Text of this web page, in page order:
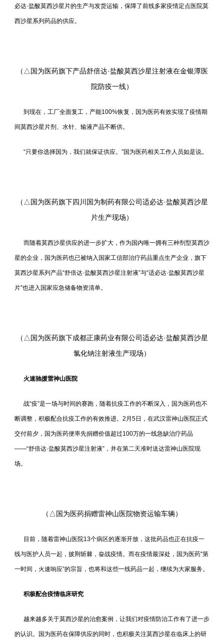
必达·盐酸莫西沙星片的生产与发货运输，保障了前线多家疫情定点医院莫
西沙星系列药品的供应。
（ △国为医药旗下产品舒倍达·盐酸莫西沙星注射液在金银潭医
院防疫一线）
到现在，工厂全面复工，产能100%恢复，国为医药有效实现了疫情期
间莫西沙星片剂、水针、输液产品不断供。
“只要你选择国为，我们就保证供应。”国为医药相关工作人员如是说。
（ △国为医药旗下四川国为制药有限公司适必达·盐酸莫西沙星
片生产现场）
而随着莫西沙星供应的进一步扩大，作为国内唯一拥有三种剂型莫西沙
星的企业，国为医药也已被纳入国家工信部治疗药品重点生产企业，旗下
莫西沙星系列产品“舒倍达·盐酸莫西沙星注射液”与“适必达·盐酸莫西沙星
片”也进入国家应急储备物资清单。
（ △国为医药旗下成都正康药业有限公司适必达·盐酸莫西沙星
氯化钠注射液生产现场）
火速驰援雷神山医院
战“疫”是一场与时间的赛跑，随着抗疫工作的不断深入，国为医药也不
断调整，积极配合抗疫工作的有效推进。2月5日，在武汉雷神山医院正式
交付前夕，国为医药便率先捐赠价值超过100万的一线急缺治疗药品
——“舒倍达·盐酸莫西沙星注射液”，并在第二天准时送达雷神山医院现
场。
（ △国为医药捐赠雷神山医院物资运输车辆）
目前，随着雷神山医院13个病区的逐渐开放，这批药品也正在抗疫一
线与医护人员一起，披荆斩棘，奋战疫情。而在疫情最深处，国为医药“第
一时间，火速响应”的宗旨，也将和这些一线药品一起，继续为大家服务。
积极配合疫情临床研究
越来越多关于莫西沙星的治愈案例，让我们对疫情防治工作有了进一步
的认识。国为医药在保障供应的同时，也积极关注莫西沙星在临床上的研